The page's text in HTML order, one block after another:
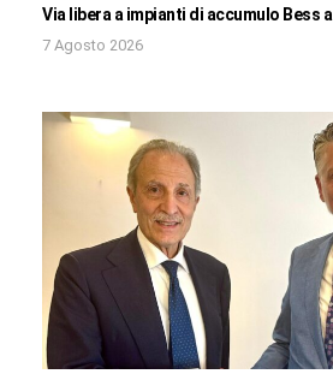
Via libera a impianti di accumulo Bess
7 Agosto 2026